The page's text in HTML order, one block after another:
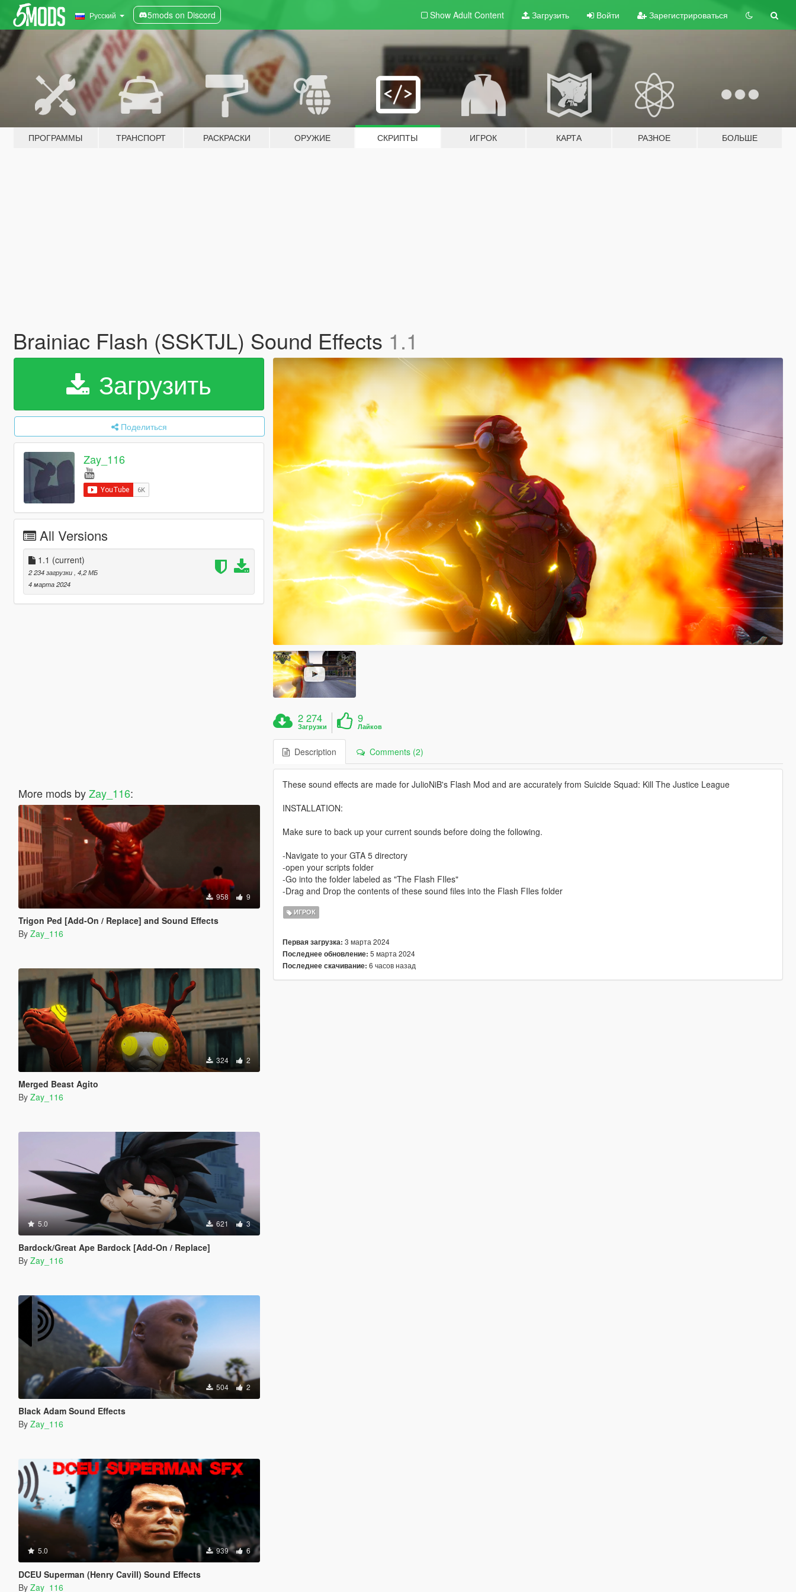
Русский 5mods on Discord Show Adult Content Загрузить Войти Зарегистрироваться
ПРОГРАММЫ ТРАНСПОРТ РАСКРАСКИ ОРУЖИЕ СКРИПТЫ ИГРОК КАРТА РАЗНОЕ БОЛЬШЕ
Brainiac Flash (SSKTJL) Sound Effects 1.1
Загрузить
Поделиться
Zay_116
All Versions
1.1 (current)
2 234 загрузки , 4,2 МБ
4 марта 2024
More mods byZay_116:
958 9
Trigon Ped [Add-On / Replace] and Sound Effects
By Zay_116
324 2
Merged Beast Agito
By Zay_116
5.0 621 3
Bardock/Great Ape Bardock [Add-On / Replace]
By Zay_116
504 2
Black Adam Sound Effects
By Zay_116
5.0 939 6
DCEU Superman (Henry Cavill) Sound Effects
By Zay_116
2 274
Загрузки
9
Лайков
Description Comments (2)
These sound effects are made for JulioNiB's Flash Mod and are accurately from Suicide Squad: Kill The Justice League
INSTALLATION:
Make sure to back up your current sounds before doing the following.
-Navigate to your GTA 5 directory
-open your scripts folder
-Go into the folder labeled as "The Flash FIles"
-Drag and Drop the contents of these sound files into the Flash FIles folder
ИГРОК
Первая загрузка: 3 марта 2024
Последнее обновление: 5 марта 2024
Последнее скачивание: 6 часов назад